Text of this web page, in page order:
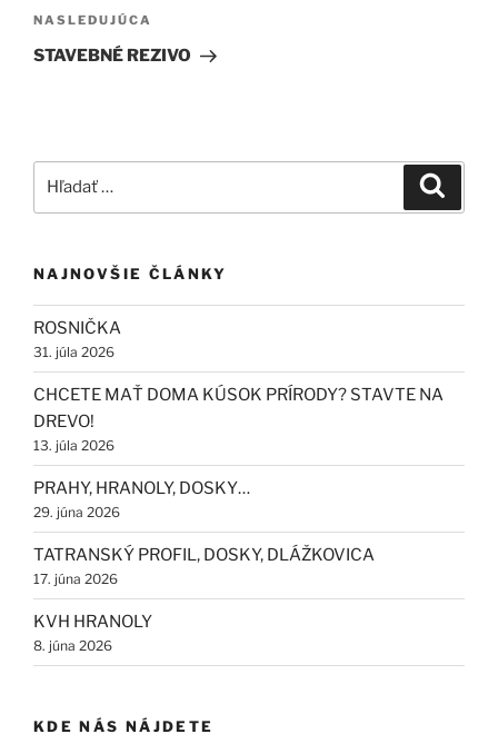
Ďalší
článok
NASLEDUJÚCA
STAVEBNÉ REZIVO
NAJNOVŠIE ČLÁNKY
ROSNIČKA
31. júla 2026
CHCETE MAŤ DOMA KÚSOK PRÍRODY? STAVTE NA
DREVO!
13. júla 2026
PRAHY, HRANOLY, DOSKY…
29. júna 2026
TATRANSKÝ PROFIL, DOSKY, DLÁŽKOVICA
17. júna 2026
KVH HRANOLY
8. júna 2026
KDE NÁS NÁJDETE